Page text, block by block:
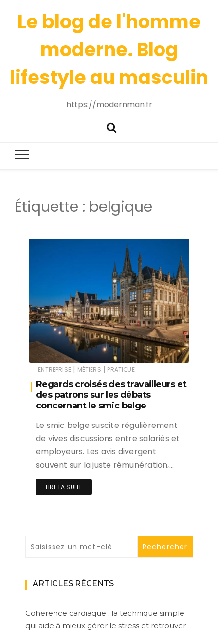
Le blog de l'homme
moderne. Blog
lifestyle au masculin
https://modernman.fr
Étiquette : belgique
ENTREPRISE | MÉTIERS | PRATIQUE
Regards croisés des travailleurs et
des patrons sur les débats
concernant le smic belge
Le smic belge suscite régulièrement
de vives discussions entre salariés et
employeurs. Les avis divergent
souvent sur la juste rémunération,…
LIRE LA SUITE
ARTICLES RÉCENTS
Cohérence cardiaque : la technique simple
qui aide à mieux gérer le stress et retrouver